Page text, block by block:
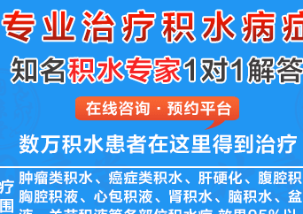
胸水、肝病腹水、心包积液、关节腔积液以
六腑，全方位排出体内瘀积之水液。
，解决了人体组织及腔隙水液瘀积的问题。
无损伤。解决了西医因抽水而引起的一系列